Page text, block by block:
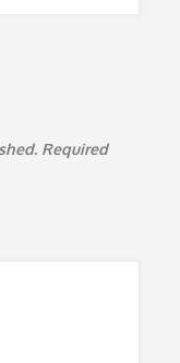
Required